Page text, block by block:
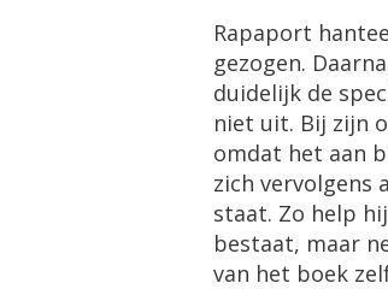
Rapaport
gezogen.
duidelijk de
niet uit. Bij zijn
omdat het aan
zich vervolgens
staat. Zo help hij
bestaat, maar
van het boek